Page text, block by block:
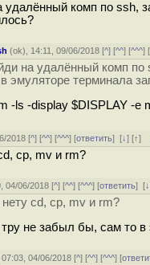
удалённый комп по ssh,
(ok), 14:11, 09/06/2018 [^] [^^] [^^^] [
на удалённый комп по
эмуляторе терминала
-ls -display $DISPLAY -e
2018 [^] [^^] [^^^] [ответить][↓] [↑]
cp, mv и rm?
04/06/2018 [^] [^^] [^^^] [ответить][↓
cd, cp, mv и rm?
не забыл бы, сам то в
07:03, 04/06/2018 [^] [^^] [^^^] [